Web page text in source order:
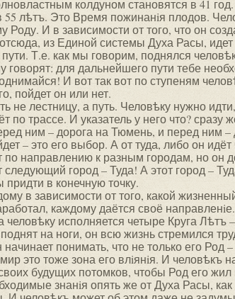
колдуном становятся в 41
лѣтъ. Это Время пожинанiя плодов.
Роду. И в зависимости от того, что он
из Единой системы Духа Расы,
Т.е. как мы говорим, поднялся
говорят: для дальнейшего пути тебе
И вот так вот по ступеням
пойдет он или нет.
не лестницу, а путь. Человѣку нужно
по трассе. И указатель у него что? сразу
ним – дорога на Тюмень, и перед ним
– это его выбор. А от туда, либо он
направлению к разным городам, но он
следующий город – Туда! А этот город –
придти в конечную точку.
в зависимости от того, какой
каждому даётся своё направленiе.
человѣку исполняется четыре Круга Лѣтъ
на ноги, он всю жизнь стремился
начинает понимать, что не только его Род
это тоже зона его влiянiя. И человѣкъ
будущих потомков, чтобы Род его
знанiя опять же от Духа Расы,